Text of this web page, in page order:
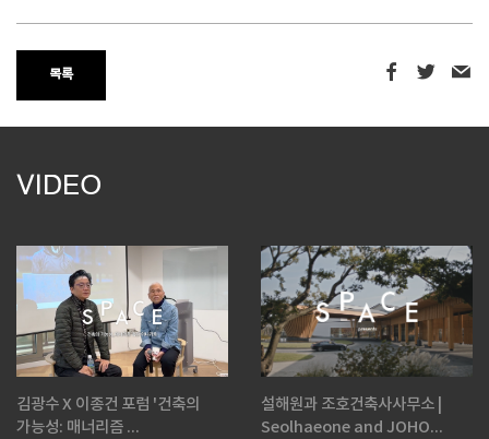
목록
VIDEO
김광수 X 이종건 포럼 '건축의
가능성: 매너리즘 ...
설해원과 조호건축사사무소 |
Seolhaeone and JOHO...